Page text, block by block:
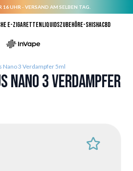
16 UHR - VERSAND AM SELBEN TAG.
E-ZigarettenLiquidsZubehörE-ShishaCBD
Nano 3 Verdampfer 5ml
Nano 3 Verdampfer